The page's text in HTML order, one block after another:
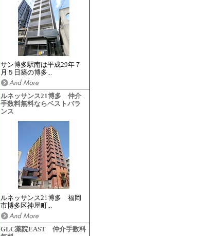
サン博多駅南は平成29年７
月５日築の博多...
ルネッサンス21博多 仲介
手数料無料ならベストバラ
ンス
ルネッサンス21博多 福岡
市博多区神屋町...
GLC薬院EAST 仲介手数料